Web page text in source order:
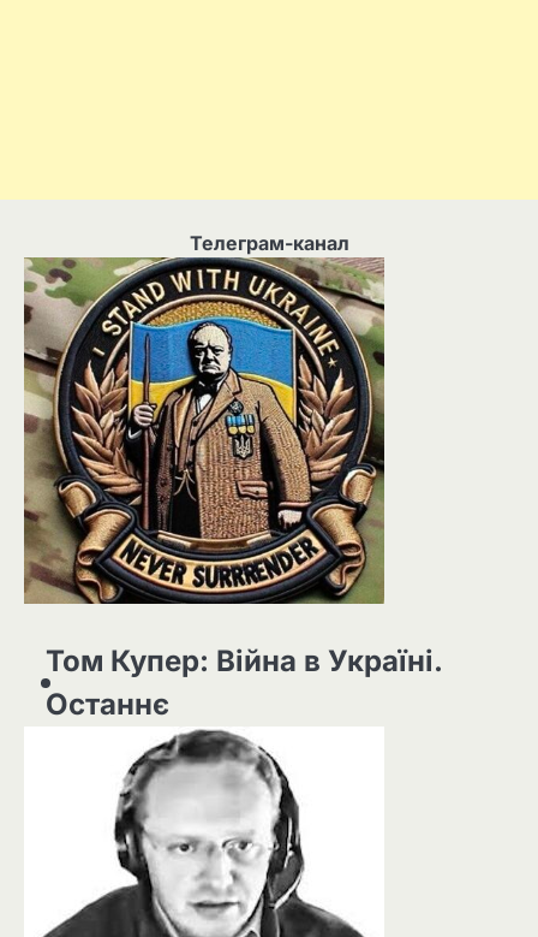
Телеграм-канал
Том Купер: Війна в Україні.
Останнє